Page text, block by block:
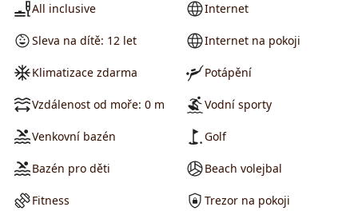
All inclusive
Sleva na dítě: 12 let
Klimatizace zdarma
Vzdálenost od moře: 0 m
Venkovní bazén
Bazén pro děti
Fitness
Internet
Internet na pokoji
Potápění
Vodní sporty
Golf
Beach volejbal
Trezor na pokoji